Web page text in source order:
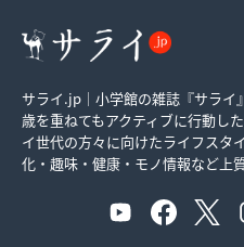
サライ.jp｜小学館の雑誌『サライ
歳を重ねてもアクティブに行動し
イ世代の方々に向けたライフスタ
化・趣味・健康・モノ情報など上